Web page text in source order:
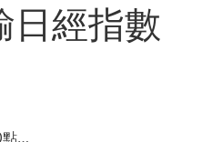
日經指數
點…